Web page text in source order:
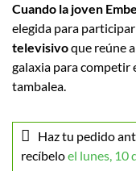
Cuando la joven
elegida para
televisivoque reúne
galaxia para competir
tambalea.
Haz tu pedido
recíbeloel lunes, 10